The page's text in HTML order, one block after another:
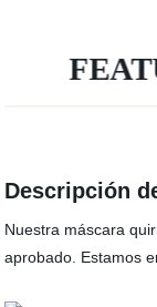
Descripción
Nuestra máscara
aprobado. Estamos